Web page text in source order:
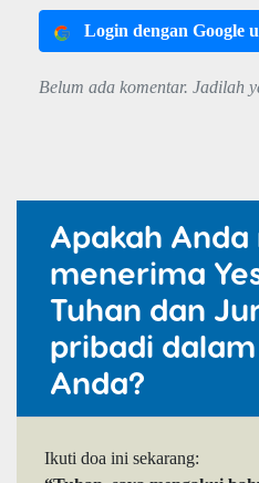
Login dengan Google
Belum ada komentar. Jadilah
Apakah Anda
menerima
Tuhan dan
pribadi
Anda?
Ikuti doa ini sekarang: